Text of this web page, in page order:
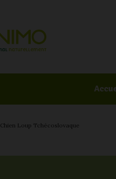
Chien Loup Tchécoslovaque